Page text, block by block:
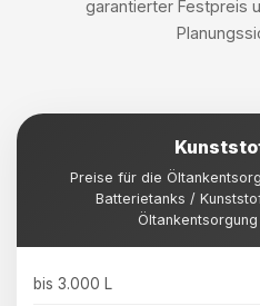
garantierter Festpreis
Preise für die
Batterietanks /
bis 3.000 L